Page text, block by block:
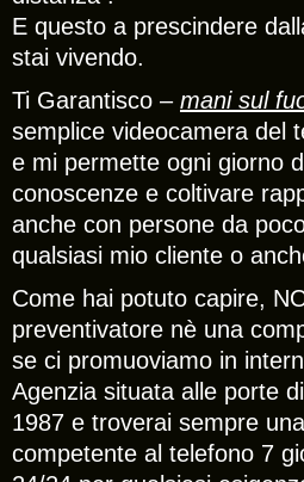
E questo a prescindere
stai vivendo.
Ti Garantisco – mani sul
semplice videocamera del
e mi permette ogni giorno
conoscenze e coltivare
anche con persone da
qualsiasi mio cliente o
Come hai potuto capire,
preventivatore nè una
se ci promuoviamo in
Agenzia situata alle porte
1987 e troverai sempre
competente al telefono 7